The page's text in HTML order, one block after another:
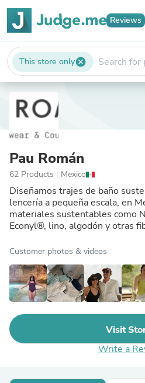
Reviews
This store onlycancel
Pau Román
62 Products | Mexico
Diseñamos trajes de baño
lencería a pequeña escala, en
materiales sustentables como
Econyl®, lino, algodón y otras
Customer photos & videos
Visit
Write a